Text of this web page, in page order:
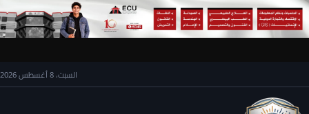
السبت، 8 أغسطس 2026